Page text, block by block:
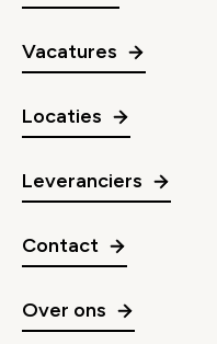
Vacatures
Locaties
Leveranciers
Contact
Over ons